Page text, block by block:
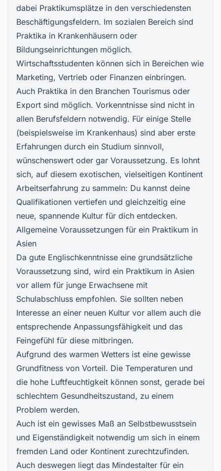
dabei Praktikumsplätze in den verschiedensten
Beschäftigungsfeldern. Im sozialen Bereich sind
Praktika in Krankenhäusern oder
Bildungseinrichtungen möglich.
Wirtschaftsstudenten können sich in Bereichen wie
Marketing, Vertrieb oder Finanzen einbringen.
Auch Praktika in den Branchen Tourismus oder
Export sind möglich. Vorkenntnisse sind nicht in
allen Berufsfeldern notwendig. Für einige Stelle
(beispielsweise im Krankenhaus) sind aber erste
Erfahrungen durch ein Studium sinnvoll,
wünschenswert oder gar Voraussetzung. Es lohnt
sich, auf diesem exotischen, vielseitigen Kontinent
Arbeitserfahrung zu sammeln: Du kannst deine
Qualifikationen vertiefen und gleichzeitig eine
neue, spannende Kultur für dich entdecken.
Allgemeine Voraussetzungen für ein Praktikum in
Asien
Da gute Englischkenntnisse eine grundsätzliche
Voraussetzung sind, wird ein Praktikum in Asien
vor allem für junge Erwachsene mit
Schulabschluss empfohlen. Sie sollten neben
Interesse an einer neuen Kultur vor allem auch die
entsprechende Anpassungsfähigkeit und das
Feingefühl für diese mitbringen.
Aufgrund des warmen Wetters ist eine gewisse
Grundfitness von Vorteil. Die Temperaturen und
die hohe Luftfeuchtigkeit können sonst, gerade bei
schlechtem Gesundheitszustand, zu einem
Problem werden.
Auch ist ein gewisses Maß an Selbstbewusstsein
und Eigenständigkeit notwendig um sich in einem
fremden Land oder Kontinent zurechtzufinden.
Auch deswegen liegt das Mindestalter für ein